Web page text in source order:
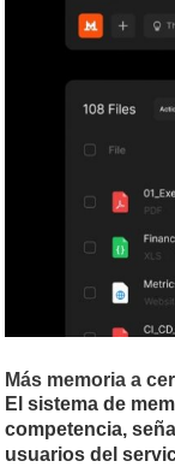
Más memoria a
El sistema de
competencia,
usuarios del